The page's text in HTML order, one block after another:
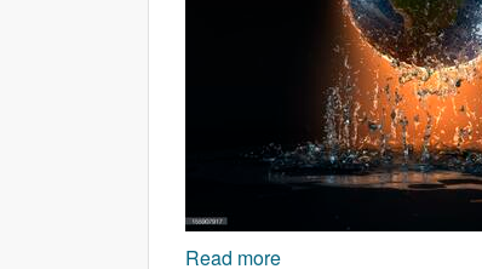
Read more